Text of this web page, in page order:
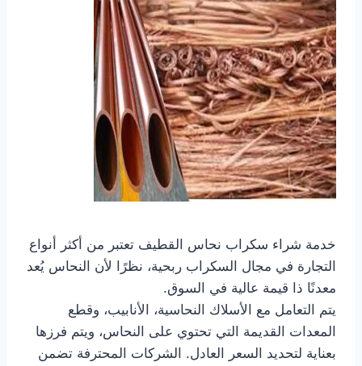
خدمة شراء سكراب نحاس القطيف تعتبر من أكثر أنواع
التجارة في مجال السكراب ربحية، نظرًا لأن النحاس يُعد
معدنًا ذا قيمة عالية في السوق.
يتم التعامل مع الأسلاك النحاسية، الأنابيب، وقطع
المعدات القديمة التي تحتوي على النحاس، ويتم فرزها
بعناية لتحديد السعر العادل. الشركات المحترفة تضمن